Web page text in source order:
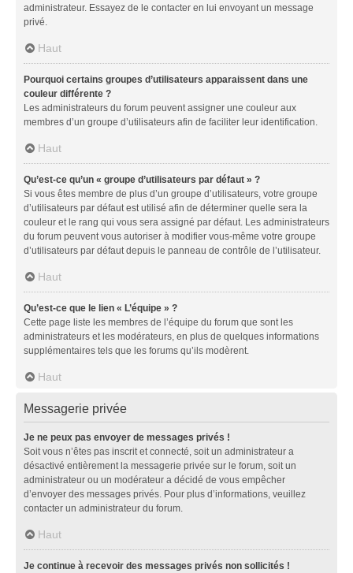
administrateur. Essayez de le contacter en lui envoyant un message
privé.
Haut
Pourquoi certains groupes d’utilisateurs apparaissent dans une
couleur différente ?
Les administrateurs du forum peuvent assigner une couleur aux
membres d’un groupe d’utilisateurs afin de faciliter leur identification.
Haut
Qu’est-ce qu’un « groupe d’utilisateurs par défaut » ?
Si vous êtes membre de plus d’un groupe d’utilisateurs, votre groupe
d’utilisateurs par défaut est utilisé afin de déterminer quelle sera la
couleur et le rang qui vous sera assigné par défaut. Les administrateurs
du forum peuvent vous autoriser à modifier vous-même votre groupe
d’utilisateurs par défaut depuis le panneau de contrôle de l’utilisateur.
Haut
Qu’est-ce que le lien « L’équipe » ?
Cette page liste les membres de l’équipe du forum que sont les
administrateurs et les modérateurs, en plus de quelques informations
supplémentaires tels que les forums qu’ils modèrent.
Haut
Messagerie privée
Je ne peux pas envoyer de messages privés !
Soit vous n’êtes pas inscrit et connecté, soit un administrateur a
désactivé entièrement la messagerie privée sur le forum, soit un
administrateur ou un modérateur a décidé de vous empêcher
d’envoyer des messages privés. Pour plus d’informations, veuillez
contacter un administrateur du forum.
Haut
Je continue à recevoir des messages privés non sollicités !